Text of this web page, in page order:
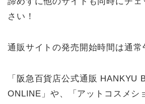
さい！
通販サイトの発売開始時間は通常
「阪急百貨店公式通販 HANKYU
ONLINE」や、「アットコスメシ